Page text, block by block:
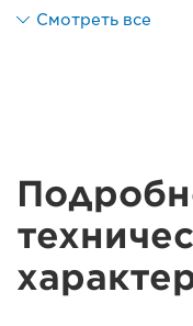
Смотреть все